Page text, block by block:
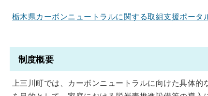
栃木県カーボンニュートラルに関する取組支援ポータ
制度概要
上三川町では、カーボンニュートラルに向けた具体